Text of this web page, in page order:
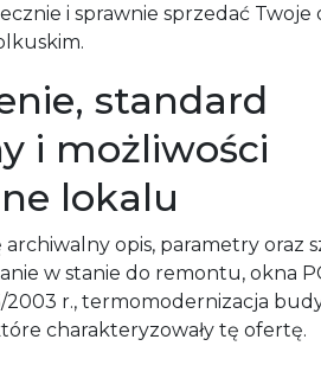
i sprawnie sprzedać Twoje
standard
i możliwości
lokalu
archiwalny opis, parametry oraz
w stanie do remontu, okna
2003 r., termomodernizacja
charakteryzowały tę ofertę.